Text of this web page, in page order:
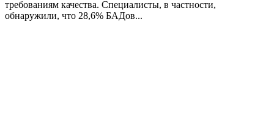
требованиям качества. Специалисты, в частности,
обнаружили, что 28,6% БАДов...